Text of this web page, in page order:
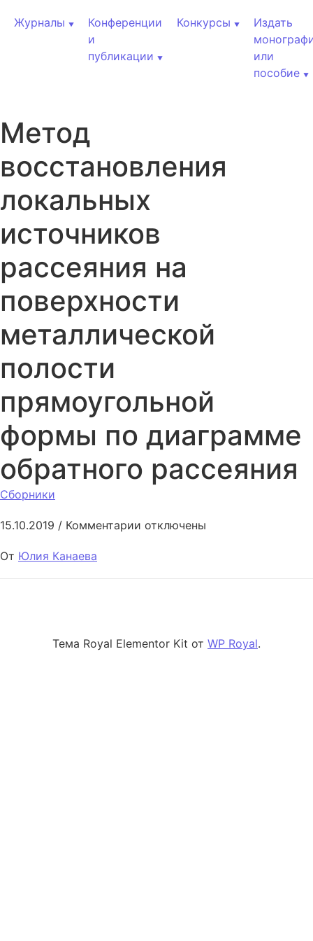
Журналы
Конференции
и
публикации
Конкурсы
Издать
или
пособие
Метод
восстановления
локальных
источников
рассеяния на
поверхности
металлической
полости
прямоугольной
формы по диаграмме
обратного рассеяния
Сборники
15.10.2019 / Комментарии к записи Метод
отключены
От Юлия Канаева
Тема Royal Elementor Kit от WP Royal.